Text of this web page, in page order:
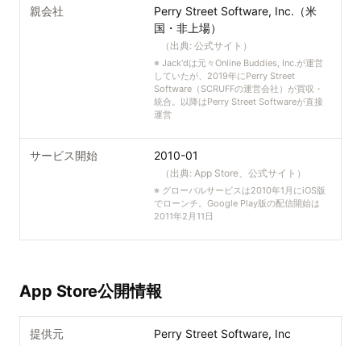
親会社
Perry Street Software, Inc.（米
国・非上場）
（出典: 公式サイト ）
※ Jack'dは元々Online Buddies, Inc.が運営
していたが、2019年にPerry Street
Software（SCRUFFの運営会社）が買収・
統合。以降はPerry Street Softwareが直接
運営
サービス開始 2010-01
（出典: App Store、公式サイト ）
※ グローバルサービスは2010年1月にiOS版
でローンチ。Google Play版の配信開始は
2011年2月11日
App Store公開情報
提供元 Perry Street Software, Inc